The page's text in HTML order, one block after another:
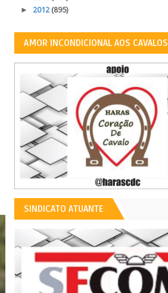
► 2012(895)
AMOR INCONDICIONAL AOS CAVALOS
SINDICATO ATUANTE